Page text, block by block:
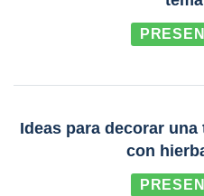
Ideas para decorar
con